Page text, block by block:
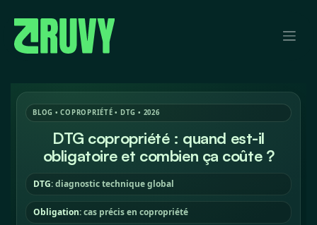
BLOG • COPROPRIÉTÉ • DTG • 2026
DTG copropriété : quand est-il
obligatoire et combien ça coûte ?
DTG: diagnostic technique global
Obligation: cas précis en copropriété